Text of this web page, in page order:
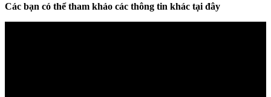
Các bạn có thể tham khảo các thông tin khác tại đây